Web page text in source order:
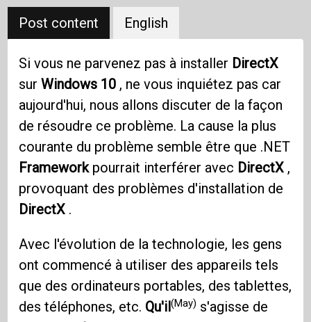
Post content English
Si vous ne parvenez pas à installer DirectX
surWindows 10 , ne vous inquiétez pas car
aujourd'hui, nous allons discuter de la façon
de résoudre ce problème. La cause la plus
courante du problème semble être que .NET
Frameworkpourrait interférer avec DirectX ,
provoquant des problèmes d'installation de
DirectX .
Avec l'évolution de la technologie, les gens
ont commencé à utiliser des appareils tels
que des ordinateurs portables, des tablettes,
des téléphones, etc. Qu'il(May) s'agisse de